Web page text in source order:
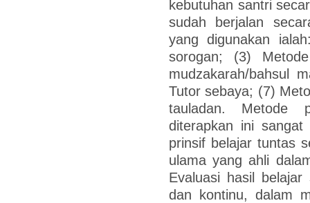
kebutuhan santri
sudah berjalan
yang digunakan
sorogan; (3)
mudzakarah/bahsul
Tutor sebaya; (7)
tauladan. Metode
diterapkan ini
prinsif belajar tuntas
ulama yang ahli
Evaluasi hasil
dan kontinu, dalam